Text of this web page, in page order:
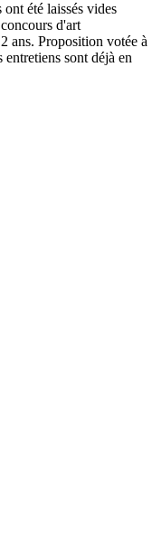
été laissés vides
d'art
ans. Proposition votée à
sont déjà en